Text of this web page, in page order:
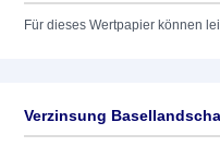
Für dieses Wertpapier können
Verzinsung